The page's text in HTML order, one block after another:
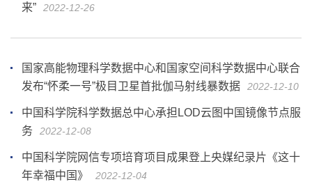
来”
2022-12-26
国家高能物理科学数据中心和国家空间科学数据中心联合
发布“怀柔一号”极目卫星首批伽马射线暴数据
2022-12-10
中国科学院科学数据总中心承担LOD云图中国镜像节点服
务
2022-12-08
中国科学院网信专项培育项目成果登上央媒纪录片《这十
年幸福中国》
2022-12-04